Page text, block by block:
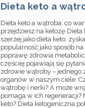
Dieta keto a
Dieta keto a wątroba: co
przejdziesz na ketozę
szerzej jako dieta keto,
popularność jako sposób
poprawę zdrowia
częściej pojawiają się
zdrowie wątroby – jednego
organów w naszym ciele.
wątrobę i nerki? A może
pomaga w ich regeneracji?
keto? Dieta ketogeniczna